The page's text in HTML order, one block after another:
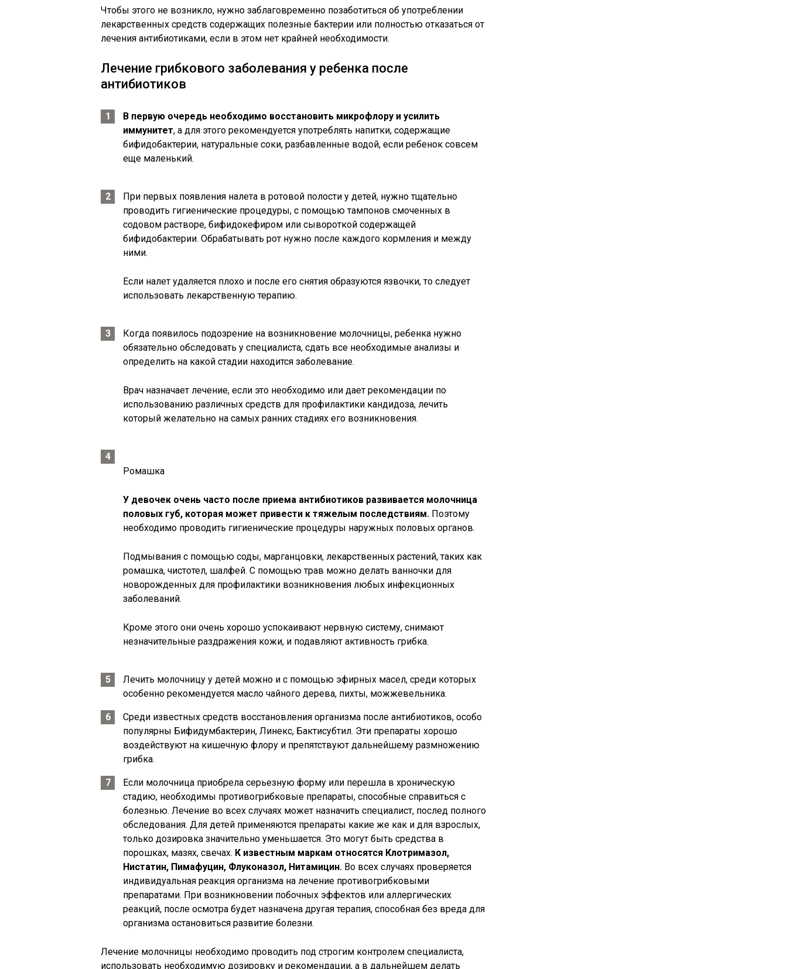
Чтобы этого не возникло, нужно заблаговременно позаботиться об употреблении
лекарственных средств содержащих полезные бактерии или полностью отказаться от
лечения антибиотиками, если в этом нет крайней необходимости.
Лечение грибкового заболевания у ребенка после
антибиотиков
В первую очередь необходимо восстановить микрофлору и усилить
иммунитет, а для этого рекомендуется употреблять напитки, содержащие
бифидобактерии, натуральные соки, разбавленные водой, если ребенок совсем
еще маленький.
При первых появления налета в ротовой полости у детей, нужно тщательно
проводить гигиенические процедуры, с помощью тампонов смоченных в
содовом растворе, бифидокефиром или сывороткой содержащей
бифидобактерии. Обрабатывать рот нужно после каждого кормления и между
ними.
Если налет удаляется плохо и после его снятия образуются язвочки, то следует
использовать лекарственную терапию.
Когда появилось подозрение на возникновение молочницы, ребенка нужно
обязательно обследовать у специалиста, сдать все необходимые анализы и
определить на какой стадии находится заболевание.
Врач назначает лечение, если это необходимо или дает рекомендации по
использованию различных средств для профилактики кандидоза, лечить
который желательно на самых ранних стадиях его возникновения.
Ромашка
У девочек очень часто после приема антибиотиков развивается молочница
половых губ, которая может привести к тяжелым последствиям. Поэтому
необходимо проводить гигиенические процедуры наружных половых органов.
Подмывания с помощью соды, марганцовки, лекарственных растений, таких как
ромашка, чистотел, шалфей. С помощью трав можно делать ванночки для
новорожденных для профилактики возникновения любых инфекционных
заболеваний.
Кроме этого они очень хорошо успокаивают нервную систему, снимают
незначительные раздражения кожи, и подавляют активность грибка.
Лечить молочницу у детей можно и с помощью эфирных масел, среди которых
особенно рекомендуется масло чайного дерева, пихты, можжевельника.
Среди известных средств восстановления организма после антибиотиков, особо
популярны Бифидумбактерин, Линекс, Бактисубтил. Эти препараты хорошо
воздействуют на кишечную флору и препятствуют дальнейшему размножению
грибка.
Если молочница приобрела серьезную форму или перешла в хроническую
стадию, необходимы противогрибковые препараты, способные справиться с
болезнью. Лечение во всех случаях может назначить специалист, послед полного
обследования. Для детей применяются препараты какие же как и для взрослых,
только дозировка значительно уменьшается. Это могут быть средства в
порошках, мазях, свечах. К известным маркам относятся Клотримазол,
Нистатин, Пимафуцин, Флуконазол, Нитамицин. Во всех случаях проверяется
индивидуальная реакция организма на лечение противогрибковыми
препаратами. При возникновении побочных эффектов или аллергических
реакций, после осмотра будет назначена другая терапия, способная без вреда для
организма остановиться развитие болезни.
Лечение молочницы необходимо проводить под строгим контролем специалиста,
использовать необходимую дозировку и рекомендации, а в дальнейшем делать